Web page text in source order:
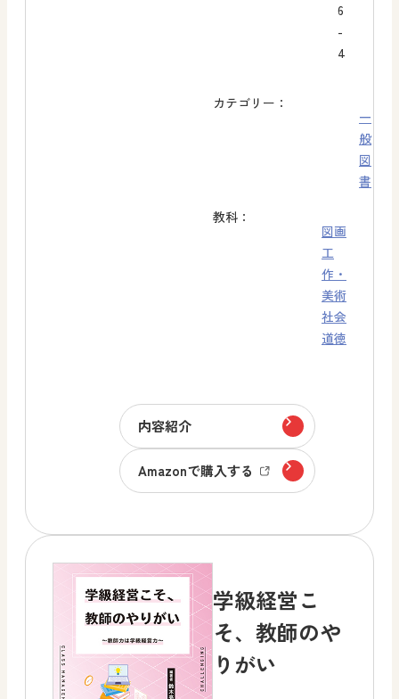
6
-
4
カテゴリー：
一
般
図
書
教科：
図画
工
作・
美術
社会
道徳
内容紹介
Amazonで購入する
学級経営こ
そ、教師のや
りがい